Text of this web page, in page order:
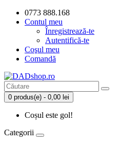
0773 888.168
Contul meu
Înregistrează-te
Autentifică-te
Coşul meu
Comandă
0 produs(e) - 0,00 lei
Coșul este gol!
Categorii